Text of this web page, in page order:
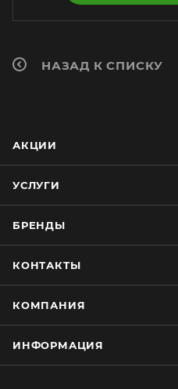
НАЗАД К СПИСКУ
АКЦИИ
УСЛУГИ
БРЕНДЫ
КОНТАКТЫ
КОМПАНИЯ
ИНФОРМАЦИЯ